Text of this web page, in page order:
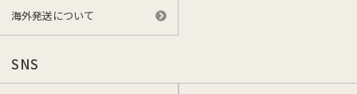
海外発送について
SNS